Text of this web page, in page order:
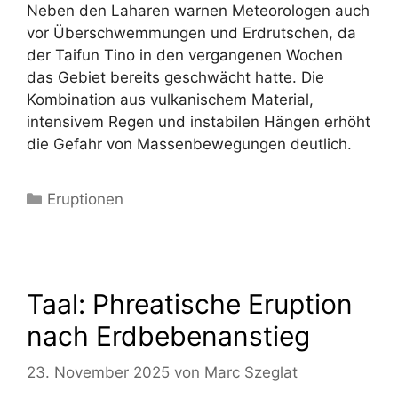
Neben den Laharen warnen Meteorologen auch
vor Überschwemmungen und Erdrutschen, da
der Taifun Tino in den vergangenen Wochen
das Gebiet bereits geschwächt hatte. Die
Kombination aus vulkanischem Material,
intensivem Regen und instabilen Hängen erhöht
die Gefahr von Massenbewegungen deutlich.
Kategorien
Eruptionen
Taal: Phreatische Eruption
nach Erdbebenanstieg
23. November 2025 von Marc Szeglat